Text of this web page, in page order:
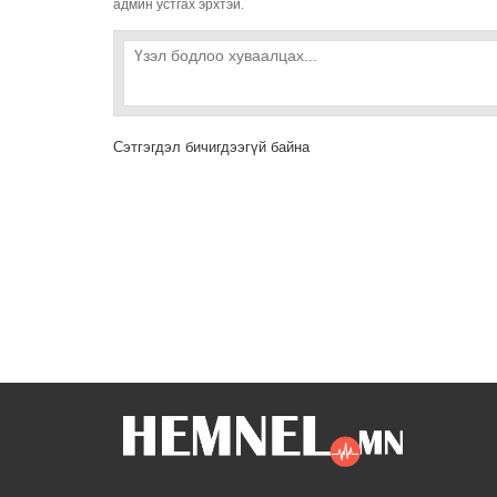
админ устгах эрхтэй.
Сэтгэгдэл бичигдээгүй байна